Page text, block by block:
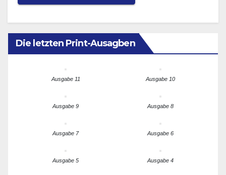
Die letzten Print-Ausagben
Ausgabe 11 Ausgabe 10
Ausgabe 9 Ausgabe 8
Ausgabe 7 Ausgabe 6
Ausgabe 5 Ausgabe 4